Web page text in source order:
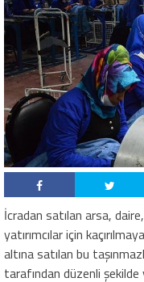
İcradan satılan arsa,
yatırımcılar için
altına satılan bu
tarafından düzenli şekilde